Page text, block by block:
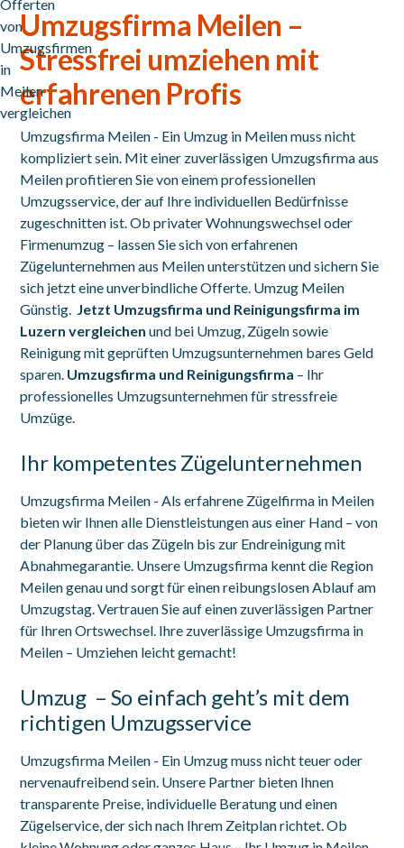
Umzugsfirma Meilen –
Stressfrei umziehen mit
erfahrenen Profis
Umzugsfirma Meilen - Ein Umzug in Meilen muss nicht
kompliziert sein. Mit einer zuverlässigen Umzugsfirma aus
Meilen profitieren Sie von einem professionellen
Umzugsservice, der auf Ihre individuellen Bedürfnisse
zugeschnitten ist. Ob privater Wohnungswechsel oder
Firmenumzug – lassen Sie sich von erfahrenen
Zügelunternehmen aus Meilen unterstützen und sichern Sie
sich jetzt eine unverbindliche Offerte. Umzug Meilen
Günstig. Jetzt Umzugsfirma und Reinigungsfirma im
Luzern vergleichen und bei Umzug, Zügeln sowie
Reinigung mit geprüften Umzugsunternehmen bares Geld
sparen. Umzugsfirma und Reinigungsfirma – Ihr
professionelles Umzugsunternehmen für stressfreie
Umzüge.
Ihr kompetentes Zügelunternehmen
Umzugsfirma Meilen - Als erfahrene Zügelfirma in Meilen
bieten wir Ihnen alle Dienstleistungen aus einer Hand – von
der Planung über das Zügeln bis zur Endreinigung mit
Abnahmegarantie. Unsere Umzugsfirma kennt die Region
Meilen genau und sorgt für einen reibungslosen Ablauf am
Umzugstag. Vertrauen Sie auf einen zuverlässigen Partner
für Ihren Ortswechsel. Ihre zuverlässige Umzugsfirma in
Meilen – Umziehen leicht gemacht!
Umzug – So einfach geht’s mit dem
richtigen Umzugsservice
Umzugsfirma Meilen - Ein Umzug muss nicht teuer oder
nervenaufreibend sein. Unsere Partner bieten Ihnen
transparente Preise, individuelle Beratung und einen
Zügelservice, der sich nach Ihrem Zeitplan richtet. Ob